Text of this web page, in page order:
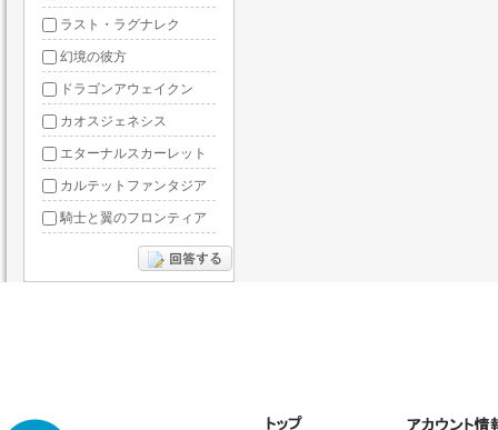
ラスト・ラグナレク
幻境の彼方
ドラゴンアウェイクン
カオスジェネシス
エターナルスカーレット
カルテットファンタジア
騎士と翼のフロンティア
ドラグーン・ナイツ
ぶっ飛び三国